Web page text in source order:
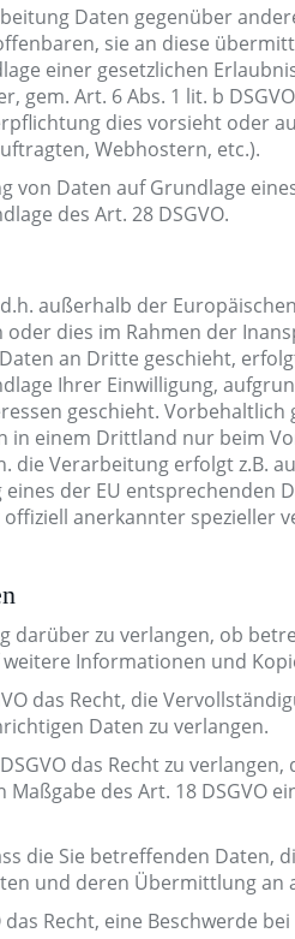
Daten gegenüber
sie an diese
einer gesetzlichen
gem. Art. 6 Abs. 1 lit. b
dies vorsieht oder
Webhostern, etc.).
Daten auf Grundlage
des Art. 28 DSGVO.
außerhalb der
oder dies im Rahmen der
an Dritte geschieht,
Ihrer Einwilligung,
geschieht.
in einem Drittland nur beim
die Verarbeitung erfolgt z.B.
der EU entsprechenden
offiziell anerkannter
darüber zu verlangen, ob
Informationen und
das Recht, die
Daten zu verlangen.
das Recht zu
des Art. 18 DSGVO
die Sie betreffenden Daten,
und deren Übermittlung
das Recht, eine Beschwerde